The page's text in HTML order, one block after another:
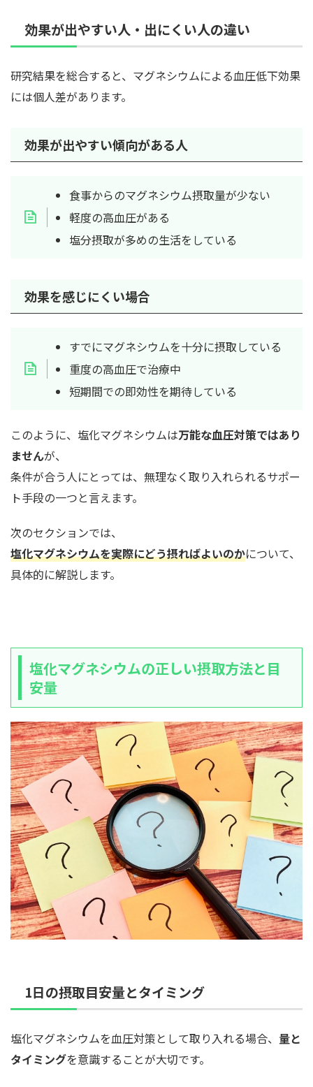
効果が出やすい人・出にくい人の違い
研究結果を総合すると、マグネシウムによる血圧低下効果
には個人差があります。
効果が出やすい傾向がある人
食事からのマグネシウム摂取量が少ない
軽度の高血圧がある
塩分摂取が多めの生活をしている
効果を感じにくい場合
すでにマグネシウムを十分に摂取している
重度の高血圧で治療中
短期間での即効性を期待している
このように、塩化マグネシウムは万能な血圧対策ではあり
ませんが、
条件が合う人にとっては、無理なく取り入れられるサポー
ト手段の一つと言えます。
次のセクションでは、
塩化マグネシウムを実際にどう摂ればよいのかについて、
具体的に解説します。
塩化マグネシウムの正しい摂取方法と目
安量
1日の摂取目安量とタイミング
塩化マグネシウムを血圧対策として取り入れる場合、 量と
タイミングを意識することが大切です。